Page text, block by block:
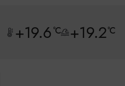
+19.6°C +19.2°C